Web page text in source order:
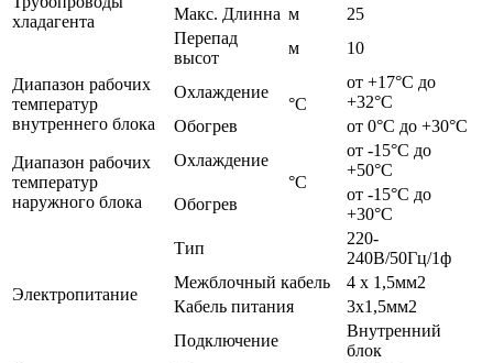
хладагента
Макс. Длинна м
25
Перепад
высот
м
10
Диапазон рабочих
температур
внутреннего блока
Охлаждение
°С
от +17°C до
+32°С
Обогрев
от 0°C до +30°С
Диапазон рабочих
температур
наружного блока
Охлаждение
°С
от -15°C до
+50°С
Обогрев
от -15°C до
+30°С
Электропитание
Тип
220-
240В/50Гц/1ф
Межблочный кабель
4 х 1,5мм2
Кабель питания
3х1,5мм2
Подключение
Внутренний
блок